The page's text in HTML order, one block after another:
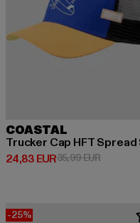
COASTAL
24,83 EUR
Ajankohtainen hinta: 24,83
35,99 EUR
-25%